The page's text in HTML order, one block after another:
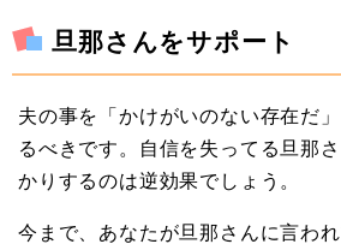
旦那さんをサポート
夫の事を「かけがいのない存在だ
るべきです。自信を失ってる旦那
かりするのは逆効果でしょう。
今まで、あなたが旦那さんに言わ